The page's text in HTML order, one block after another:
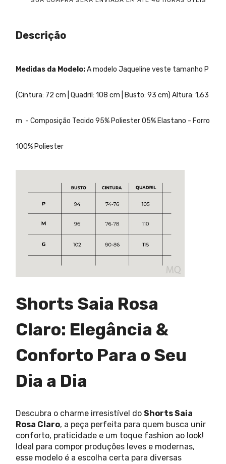
Descrição
Medidas da Modelo:A modelo Jaqueline veste tamanho P
(Cintura: 72 cm | Quadril: 108 cm | Busto: 93 cm) Altura: 1,63
m - Composição Tecido 95% Poliester 05% Elastano - Forro
100% Poliester
Shorts Saia Rosa
Claro: Elegância &
Conforto Para o Seu
Dia a Dia
Descubra o charme irresistível do Shorts Saia
Rosa Claro, a peça perfeita para quem busca unir
conforto, praticidade e um toque fashion ao look!
Ideal para compor produções leves e modernas,
esse modelo é a escolha certa para diversas